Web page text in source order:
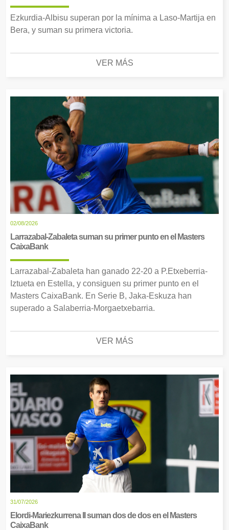
Ezkurdia-Albisu superan por la mínima a Laso-Martija en
Bera, y suman su primera victoria.
VER MÁS
02/08/2026
Larrazabal-Zabaleta suman su primer punto en el Masters
CaixaBank
Larrazabal-Zabaleta han ganado 22-20 a P.Etxeberria-
Iztueta en Estella, y consiguen su primer punto en el
Masters CaixaBank. En Serie B, Jaka-Eskuza han
superado a Salaberria-Morgaetxebarria.
VER MÁS
31/07/2026
Elordi-Mariezkurrena II suman dos de dos en el Masters
CaixaBank